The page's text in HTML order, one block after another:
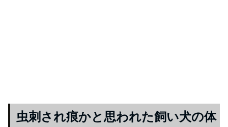
虫刺され痕かと思われた飼い犬の体